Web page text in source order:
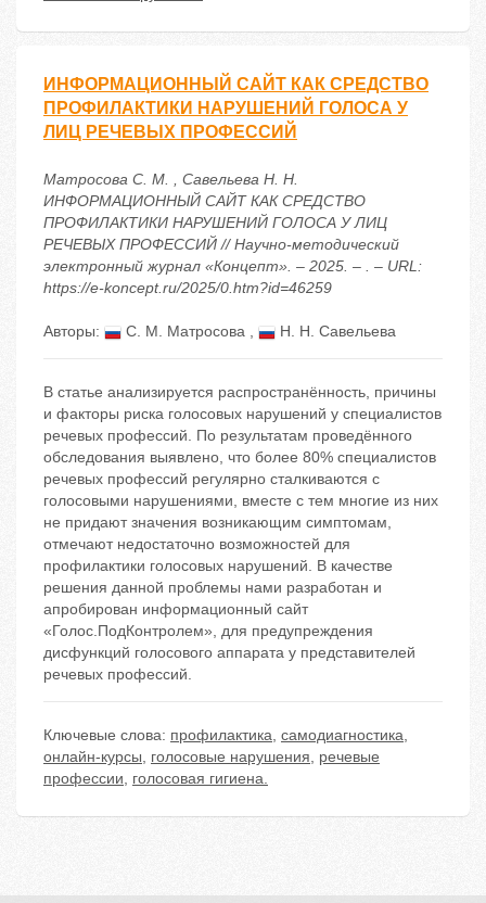
ИНФОРМАЦИОННЫЙ САЙТ КАК СРЕДСТВО
ПРОФИЛАКТИКИ НАРУШЕНИЙ ГОЛОСА У
ЛИЦ РЕЧЕВЫХ ПРОФЕССИЙ
Матросова С. М. , Савельева Н. Н.
ИНФОРМАЦИОННЫЙ САЙТ КАК СРЕДСТВО
ПРОФИЛАКТИКИ НАРУШЕНИЙ ГОЛОСА У ЛИЦ
РЕЧЕВЫХ ПРОФЕССИЙ // Научно-методический
электронный журнал «Концепт». – 2025. – . – URL:
https://e-koncept.ru/2025/0.htm?id=46259
Авторы: С. М. Матросова , Н. Н. Савельева
В статье анализируется распространённость, причины
и факторы риска голосовых нарушений у специалистов
речевых профессий. По результатам проведённого
обследования выявлено, что более 80% специалистов
речевых профессий регулярно сталкиваются с
голосовыми нарушениями, вместе с тем многие из них
не придают значения возникающим симптомам,
отмечают недостаточно возможностей для
профилактики голосовых нарушений. В качестве
решения данной проблемы нами разработан и
апробирован информационный сайт
«Голос.ПодКонтролем», для предупреждения
дисфункций голосового аппарата у представителей
речевых профессий.
Ключевые слова: профилактика, самодиагностика,
онлайн-курсы, голосовые нарушения, речевые
профессии, голосовая гигиена.